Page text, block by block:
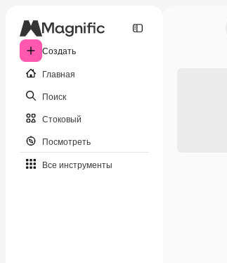
Создать
Главная
Поиск
Стоковый
Посмотреть
Все инструменты